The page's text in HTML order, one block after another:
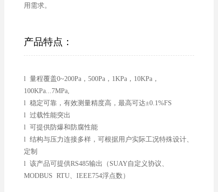
用需求。
产品特点：
l 量程覆盖0~200Pa，500Pa，1KPa，10KPa，
100KPa...7MPa,
l 稳定可靠，有效测量精度高，最高可达±0.1%FS
l 过载性能突出
l 可提供防爆和防腐性能
l 结构与压力连接多样，可根据用户实际工况特殊设计、
定制
l 该产品可提供RS485输出（SUAY自定义协议、
MODBUS RTU、IEEE754浮点数）